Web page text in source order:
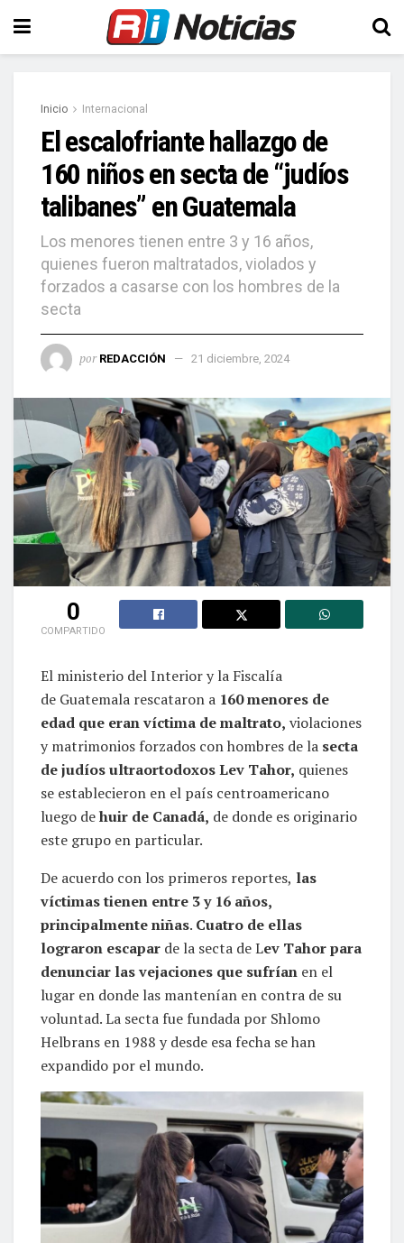
Inicio Internacional
El escalofriante hallazgo de
160 niños en secta de “judíos
talibanes” en Guatemala
Los menores tienen entre 3 y 16 años,
quienes fueron maltratados, violados y
forzados a casarse con los hombres de la
secta
por REDACCIÓN 21 diciembre, 2024
0
COMPARTIDO
El ministerio del Interior y la Fiscalía
de Guatemala rescataron a 160 menores de
edad que eran víctima de maltrato, violaciones
y matrimonios forzados con hombres de la secta
de judíos ultraortodoxos Lev Tahor, quienes
se establecieron en el país centroamericano
luego dehuir de Canadá, de donde es originario
este grupo en particular.
De acuerdo con los primeros reportes, las
víctimas tienen entre 3 y 16 años,
principalmente niñas. Cuatro de ellas
lograron escapar de la secta de Lev Tahor para
denunciar las vejaciones que sufrían en el
lugar en donde las mantenían en contra de su
voluntad. La secta fue fundada por Shlomo
Helbrans en 1988 y desde esa fecha se han
expandido por el mundo.